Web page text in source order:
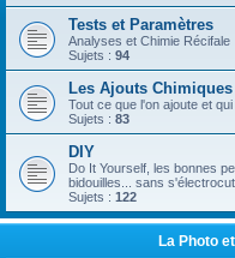
Tests et Paramètres
Analyses et Chimie Récifale
Sujets : 94
Les Ajouts Chimiques
Tout ce que l'on ajoute et
Sujets : 83
DIY
Do It Yourself, les bonnes
bidouilles... sans
Sujets : 122
La Photo